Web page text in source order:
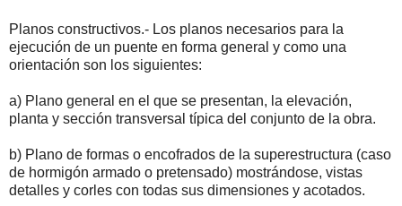
Planos constructivos.- Los planos necesarios para la
ejecución de un puente en forma general y como una
orientación son los siguientes:
a) Plano general en el que se presentan, la elevación,
planta y sección transversal típica del conjunto de la obra.
b) Plano de formas o encofrados de la superestructura (caso
de hormigón armado o pretensado) mostrándose, vistas
detalles y corles con todas sus dimensiones y acotados.